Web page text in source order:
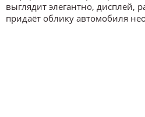
выглядит элегантно, дисплей,
придаёт облику автомобиля